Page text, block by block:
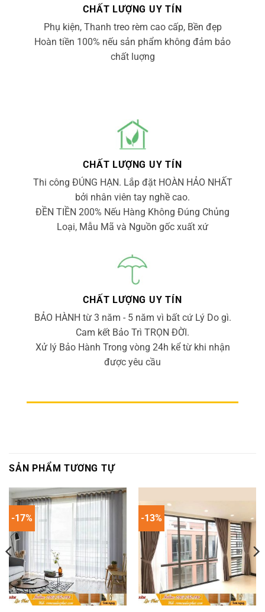
CHẤT LƯỢNG UY TÍN
Phụ kiện, Thanh treo rèm cao cấp, Bền đẹp
Hoàn tiền 100% nếu sản phẩm không đảm bảo
chất luợng
CHẤT LƯỢNG UY TÍN
Thi công ĐÚNG HẠN. Lắp đặt HOÀN HẢO NHẤT
bởi nhân viên tay nghề cao.
ĐỀN TIỀN 200% Nếu Hàng Không Đúng Chủng
Loại, Mẫu Mã và Nguồn gốc xuất xứ
CHẤT LƯỢNG UY TÍN
BẢO HÀNH từ 3 năm - 5 năm vì bất cứ Lý Do gì.
Cam kết Bảo Trì TRỌN ĐỜI.
Xử lý Bảo Hành Trong vòng 24h kể từ khi nhận
được yêu cầu
SẢN PHẨM TƯƠNG TỰ
-17% -13%